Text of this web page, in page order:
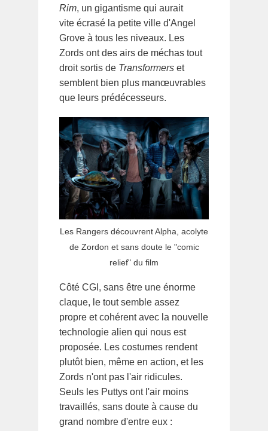
Rim, un gigantisme qui aurait
vite écrasé la petite ville d'Angel
Grove à tous les niveaux. Les
Zords ont des airs de méchas tout
droit sortis de Transformers et
semblent bien plus manœuvrables
que leurs prédécesseurs.
Les Rangers découvrent Alpha, acolyte
de Zordon et sans doute le "comic
relief" du film
Côté CGI, sans être une énorme
claque, le tout semble assez
propre et cohérent avec la nouvelle
technologie alien qui nous est
proposée. Les costumes rendent
plutôt bien, même en action, et les
Zords n'ont pas l'air ridicules.
Seuls les Puttys ont l'air moins
travaillés, sans doute à cause du
grand nombre d'entre eux :